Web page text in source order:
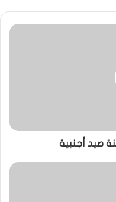
صيد أجنبية